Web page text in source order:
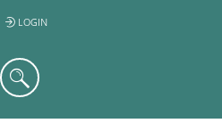
Suche
LOGIN